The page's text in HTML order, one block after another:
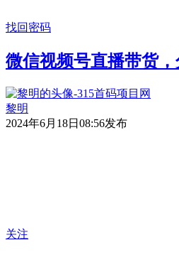
找回密码
微信视频号直播带货
黎明
2024年6月18日08:56发布
关注